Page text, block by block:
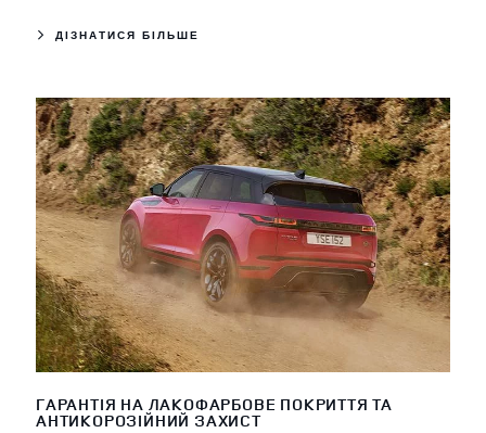
ДІЗНАТИСЯ БІЛЬШЕ
ГАРАНТІЯ НА ЛАКОФАРБОВЕ ПОКРИТТЯ ТА
АНТИКОРОЗІЙНИЙ ЗАХИСТ